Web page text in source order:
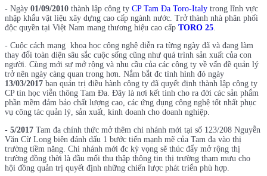
- Ngày 01/09/2010 thành lập công ty CP Tam Đa Toro-Italy trong lĩnh vực
nhập khẩu vật liệu xây dựng cao cấp ngành nước. Trở thành nhà phân phối
độc quyền tại Việt Nam mang thương hiệu cao cấp TORO 25.
- Cuộc cách mạng khoa học công nghệ diễn ra từng ngày đã và đang làm
thay đổi toàn diện sâu sắc cuộc sống cũng như quá trình sản xuất của con
người. Cùng mới sự mở rộng và nhu cầu của các công ty về vấn đề quản lý
trở nên ngày càng quan trong hơn. Nắm bắt đc tình hình đó ngày
13/03/2017 ban quản trị điều hành công ty đã quyết định thành lập công ty
CP tin học viễn thông Tam Đa. Đây là nơi kết tinh cho ra đời các sản phẩm
phần mềm đảm bảo chất lượng cao, các ứng dụng công nghệ tốt nhất phục
vụ công tác quản lý, sản xuất, kinh doanh cho doanh nghiệp.
- 5/2017 Tam đa chính thức mở thêm chi nhánh mới tại số 123/208 Nguyễn
Văn Cừ Long biên đánh dấu 1 bước tiến mạnh mẽ của Tam đa vào thị
trường tiềm năng. Chi nhánh mới đc kỳ vọng sẽ thúc đẩy mở rộng thị
trường đồng thời là đầu mối thu thập thông tin thị trường tham mưu cho
hội đồng quản trị quyết định những chiến lược phát triển phù hợp.